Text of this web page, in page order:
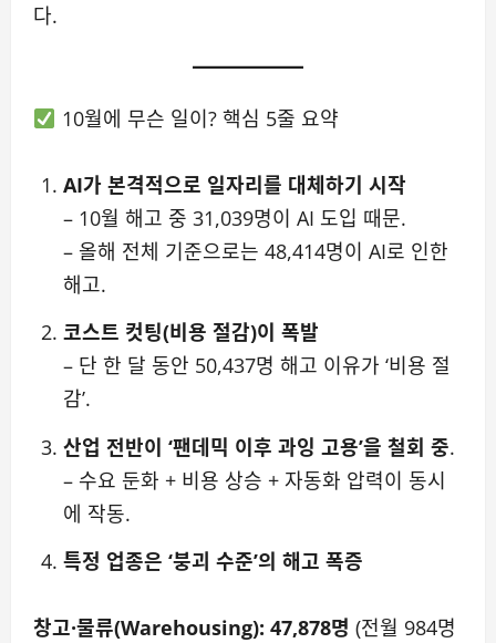
다.
10월에 무슨 일이? 핵심 5줄 요약
AI가 본격적으로 일자리를 대체하기 시작
– 10월 해고 중 31,039명이 AI 도입 때문.
– 올해 전체 기준으로는 48,414명이 AI로 인한
해고.
코스트 컷팅(비용 절감)이 폭발
– 단 한 달 동안 50,437명 해고 이유가 ‘비용 절
감’.
산업 전반이 ‘팬데믹 이후 과잉 고용’을 철회 중.
– 수요 둔화 + 비용 상승 + 자동화 압력이 동시
에 작동.
특정 업종은 ‘붕괴 수준’의 해고 폭증
창고·물류(Warehousing): 47,878명 (전월 984명